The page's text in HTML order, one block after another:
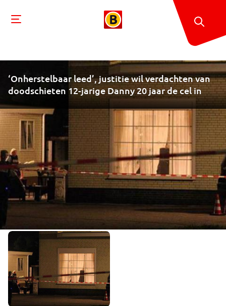
‘Onherstelbaar leed’, justitie wil verdachten van
doodschieten 12-jarige Danny 20 jaar de cel in